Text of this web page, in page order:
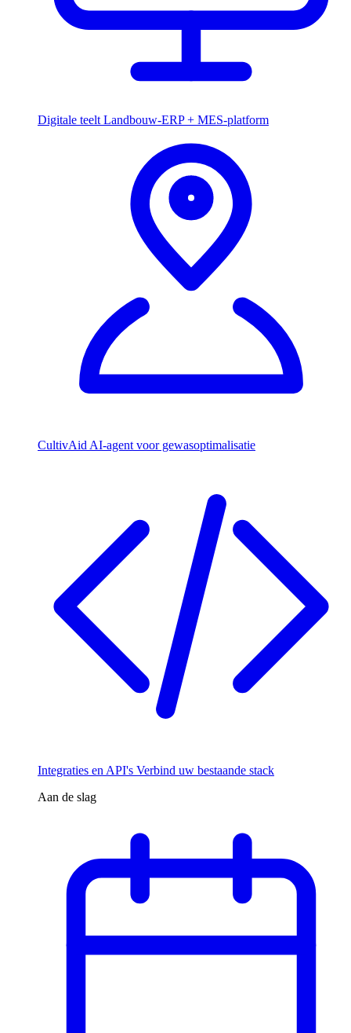
Digitale teelt Landbouw-ERP + MES-platform
CultivAid AI-agent voor gewasoptimalisatie
Integraties en API's Verbind uw bestaande stack
Aan de slag